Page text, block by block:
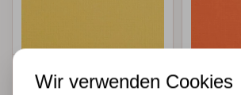
Florence •
Wir verwenden Cookies